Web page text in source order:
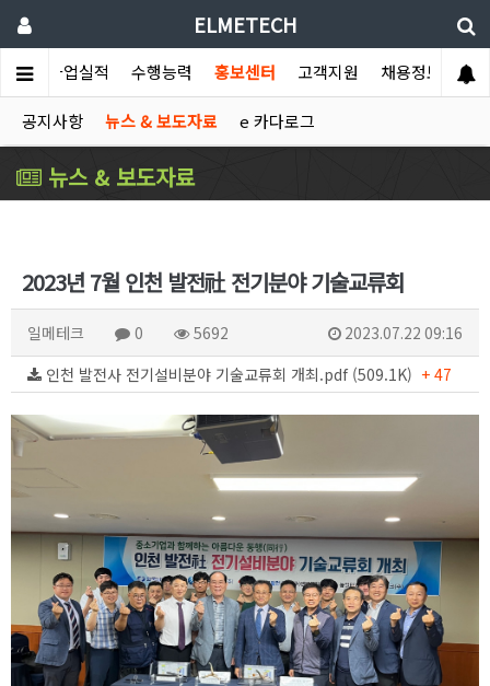
ELMETECH
개 사업실적 수행능력 홍보센터 고객지원 채용정보
공지사항 뉴스 & 보도자료 e 카다로그
뉴스 & 보도자료
2023년 7월 인천 발전社 전기분야 기술교류회
일메테크 0 5692
2023.07.22 09:16
인천 발전사 전기설비분야 기술교류회 개최.pdf (509.1K) + 47